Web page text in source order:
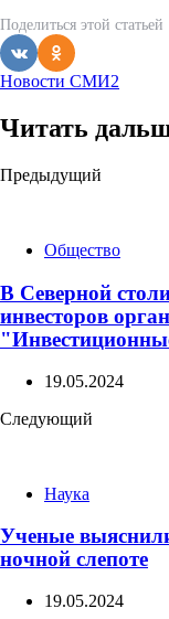
Поделиться этой статьей
Новости СМИ2
Читать
Post
Предыдущий
Общество
В Северной
инвесторов
19.05.2024
Следующий
Наука
Ученые
ночной слепоте
19.05.2024